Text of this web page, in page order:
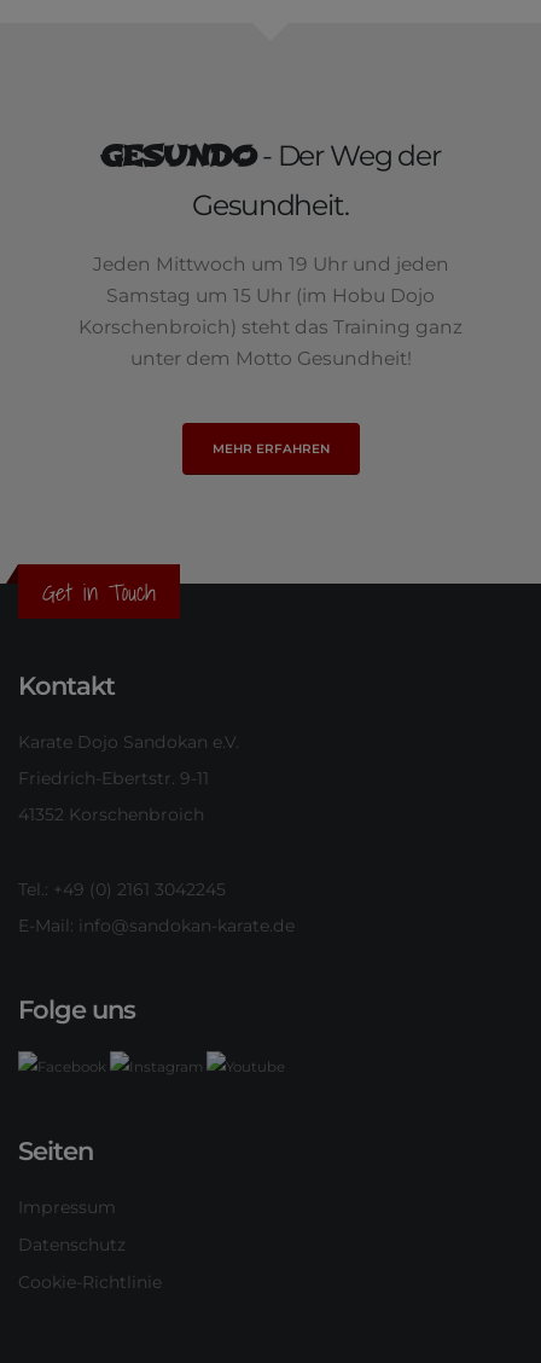
GESUNDO- Der Weg der
Gesundheit.
Jeden Mittwoch um 19 Uhr und jeden
Samstag um 15 Uhr (im Hobu Dojo
Korschenbroich) steht das Training ganz
unter dem Motto Gesundheit!
MEHR ERFAHREN
Get in Touch
Kontakt
Karate Dojo Sandokan e.V.
Friedrich-Ebertstr. 9-11
41352 Korschenbroich
Tel.: +49 (0) 2161 3042245
E-Mail: info@sandokan-karate.de
Folge uns
Seiten
Impressum
Datenschutz
Cookie-Richtlinie